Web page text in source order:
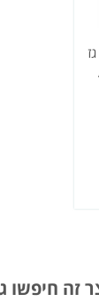
זה חיפשו